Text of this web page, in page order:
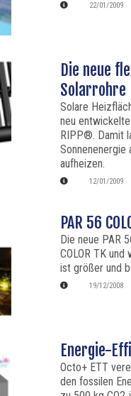
22/01/2009
Die neue
Solarrohre
Solare
neu
RIPP®. Damit
Sonnenenergie
aufheizen.
12/01/2009
PAR 56
Die neue PAR
COLOR TK
ist größer und
19/12/2008
Energie-
Octo+ ETT
den fossilen